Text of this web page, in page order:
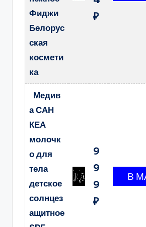
Фиджи
Белорус
ская
космети
ка
₽
Медив
а САН
КЕА
молочк
о для
тела
детское
солнцез
ащитное
9
9
9
₽